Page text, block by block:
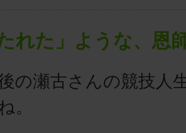
れた」ような、恩
の瀬古さんの競技人
。